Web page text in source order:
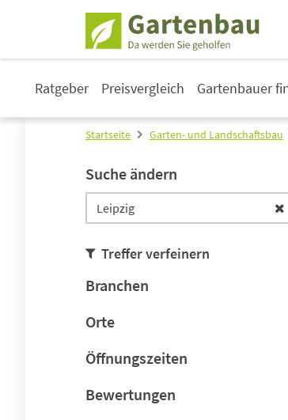
Ratgeber Preisvergleich Gartenbauer
Startseite Garten- und Landschaftsbau
Suche ändern
Treffer verfeinern
Branchen
Orte
Öffnungszeiten
Bewertungen